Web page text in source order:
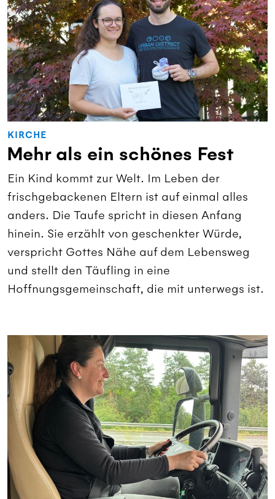
KIRCHE
Mehr als ein schönes Fest
Ein Kind kommt zur Welt. Im Leben der
frischgebackenen Eltern ist auf einmal alles
anders. Die Taufe spricht in diesen Anfang
hinein. Sie erzählt von geschenkter Würde,
verspricht Gottes Nähe auf dem Lebensweg
und stellt den Täufling in eine
Hoffnungsgemeinschaft, die mit unterwegs ist.